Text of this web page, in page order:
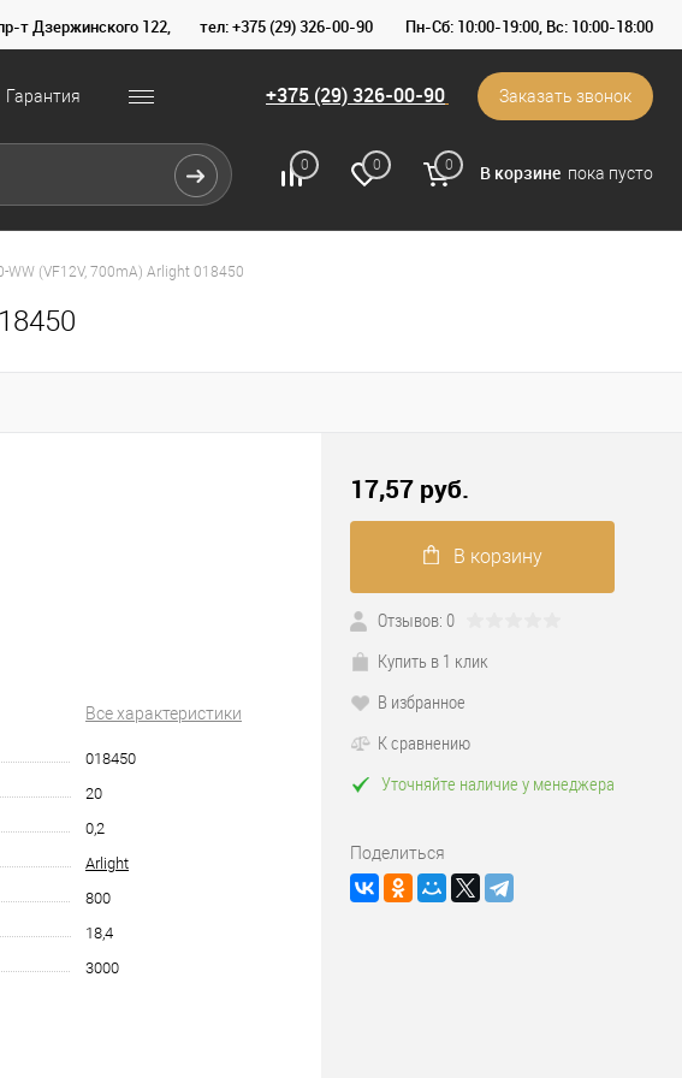
т Дзержинского 122, тел: +375 (29) 326-00-90 Пн-Сб: 10:00-19:00, Вс: 10:00-18:00
Гарантия +375 (29) 326-00-90 Заказать звонок
0 0 0 В корзине пока пусто
(VF12V, 700mA) Arlight 018450
Все характеристики
018450
20
0,2
Arlight
800
18,4
3000
17,57 pуб.
В корзину
Отзывов: 0
Купить в 1 клик
В избранное
К сравнению
Уточняйте наличие у менеджера
Поделиться